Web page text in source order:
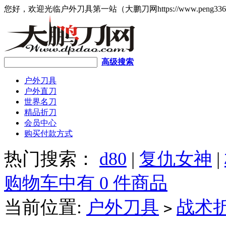
您好，欢迎光临户外刀具第一站（大鹏刀网https://
高级搜索
户外刀具
户外直刀
世界名刀
精品折刀
会员中心
购买付款方式
热门搜索： d80 | 复仇女神 |
购物车中有 0 件商品
当前位置: 户外刀具 > 战术